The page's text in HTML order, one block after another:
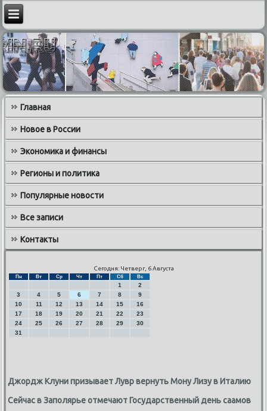
Главная
Новое в России
Экономика и финансы
Регионы и политика
Популярные новости
Все записи
Контакты
Сегодня: Четверг, 6 Августа
Пн Вт Ср Чт Пт Сб Вс
1
2
3
4 5 6 7 8
9
10
11 12 13 14 15
16
17
18 19 20 21 22
23
24
25 26 27 28 29
30
31
Джордж Клуни призывает Лувр вернуть Мону Лизу в Италию
Сейчас в Заполярье отмечают Государственный день саамов